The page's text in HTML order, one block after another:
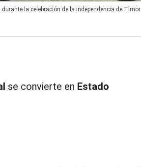
la celebración de la independencia de Timor
se convierte en Estado